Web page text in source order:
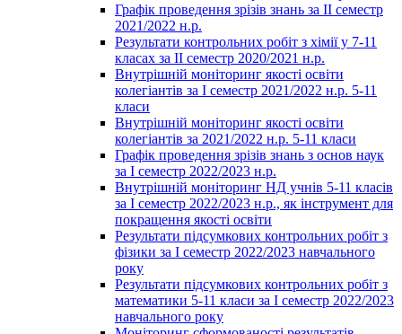
Графік проведення зрізів знань за ІІ семестр
2021/2022 н.р.
Результати контрольних робіт з хімії у 7-11
класах за ІІ семестр 2020/2021 н.р.
Внутрішній моніторинг якості освіти
колегіантів за І семестр 2021/2022 н.р. 5-11
класи
Внутрішній моніторинг якості освіти
колегіантів за 2021/2022 н.р. 5-11 класи
Графік проведення зрізів знань з основ наук
за І семестр 2022/2023 н.р.
Внутрішній моніторинг НД учнів 5-11 класів
за І семестр 2022/2023 н.р., як інструмент для
покращення якості освіти
Результати підсумкових контрольних робіт з
фізики за І семестр 2022/2023 навчального
року
Результати підсумкових контрольних робіт з
математики 5-11 класи за І семестр 2022/2023
навчального року